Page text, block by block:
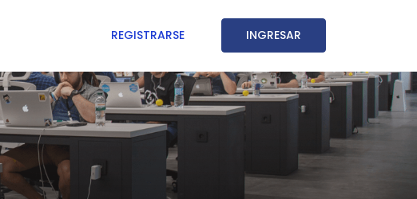
REGISTRARSE INGRESAR